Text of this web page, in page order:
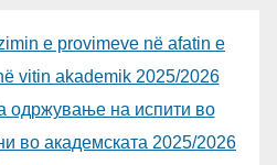
e provimeve në afatin e
vitin akademik 2025/2026
на испити во
во академската 2025/2026